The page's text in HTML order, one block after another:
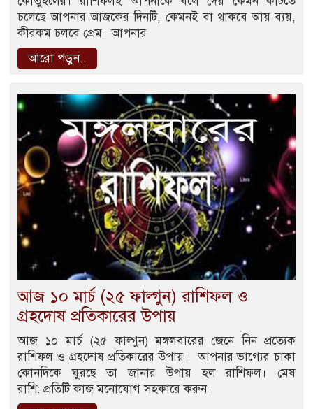
চলেছে আপনার আজকের দিনটি, কেমনই বা থাকবে আয় ব্যয়,
কীরকম চলবে প্রেম। আপনার
আরো পড়ুন..
আজ ১০ মার্চ (২৫ ফাল্গুন) রাশিফল ও
গ্রহদোষ প্রতিকারের উপায়
আজ ১০ মার্চ (২৫ ফাল্গুন) মঙ্গলবারের জেনে নিন প্রত্যেক
রাশিফল ও গ্রহদোষ প্রতিকারের উপায়। আপনার ভাগ্যের চাকা
কোনদিকে ঘুরছে তা জানার উপায় হল রাশিফল। মেষ
রাশি: প্রতিটি কাজ মনোযোগ সহকারে করুন।